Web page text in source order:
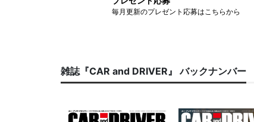
毎月更新のプレゼント応募はこちらから
雑誌『CAR and DRIVER』 バックナンバー